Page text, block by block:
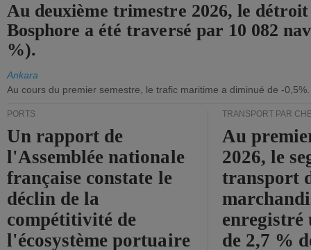
Au deuxième trimestre 2026, le
Bosphore a été traversé par 10 082
%).
Ankara
Au cours du premier semestre, le trafic maritime a diminué de -0,5%.
PORTS
Un rapport de
l'Assemblée nationale
française constate le
déclin de la
compétitivité de
l'écosystème portuaire
TRANSPORT PAR
Au
2026, le
transport
enregistré
de 2,7 %